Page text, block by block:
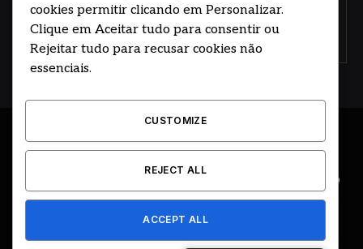
Concorde com nossos termos e acordo de
© 2026 DESENVOLVIDO POR HOSTING PRIME BRASIL
CIDADE E REGIÃO
COLUNAS
EDITORIAL EVENTOS
GOVERNO
CLASSIFICADOS
cookies permitir clicando em Personalizar.
Clique em Aceitar tudo para consentir ou
Rejeitar tudo para recusar cookies não
essenciais.
CUSTOMIZE
REJECT ALL
ACCEPT ALL